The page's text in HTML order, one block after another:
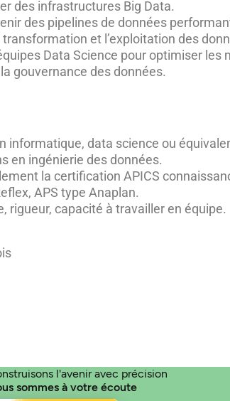
des infrastructures Big Data.
des pipelines de données
et l’exploitation des
Data Science pour optimiser les
gouvernance des données.
informatique, data science ou
en ingénierie des données.
la certification APICS
APS type Anaplan.
rigueur, capacité à travailler en équipe.
l'avenir avec précision
sommes à votre écoute